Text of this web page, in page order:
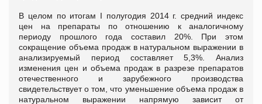
В целом по итогам I полугодия 2014 г. средний индекс
цен на препараты по отношению к аналогичному
периоду прошлого года составил 20%. При этом
сокращение объема продаж в натуральном выражении в
анализируемый период составляет 5,3%. Анализ
изменения цен и объема продаж в разрезе препаратов
отечественного и зарубежного производства
свидетельствует о том, что уменьшение объема продаж в
натуральном выражении напрямую зависит от